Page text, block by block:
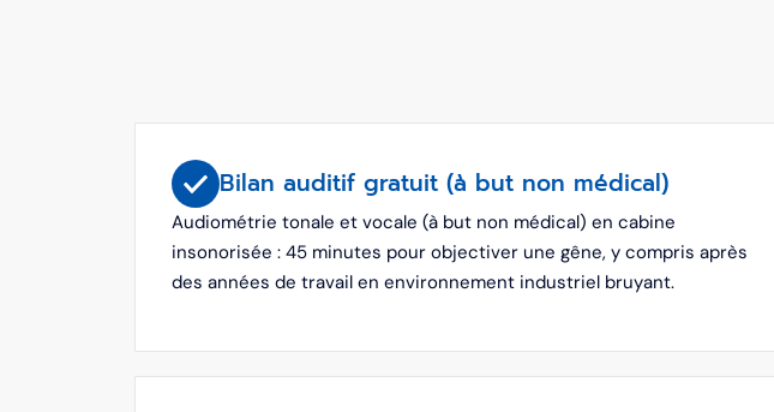
Bilan auditif gratuit (à but non médical)
Audiométrie tonale et vocale (à but non médical) en cabine
insonorisée : 45 minutes pour objectiver une gêne, y compris après
des années de travail en environnement industriel bruyant.